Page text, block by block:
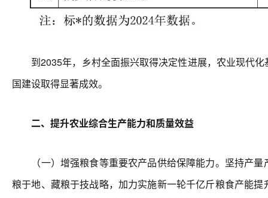
到2035年，乡村全面振兴取得决定性进展，农业现代化
国建设取得显著成效。
二、提升农业综合生产能力和质量效益
（一）增强粮食等重要农产品供给保障能力。坚持产量
粮于地、藏粮于技战略，加力实施新一轮千亿斤粮食产能